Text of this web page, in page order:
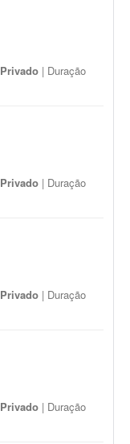
Privado | Duração
Privado | Duração
Privado | Duração
Privado | Duração